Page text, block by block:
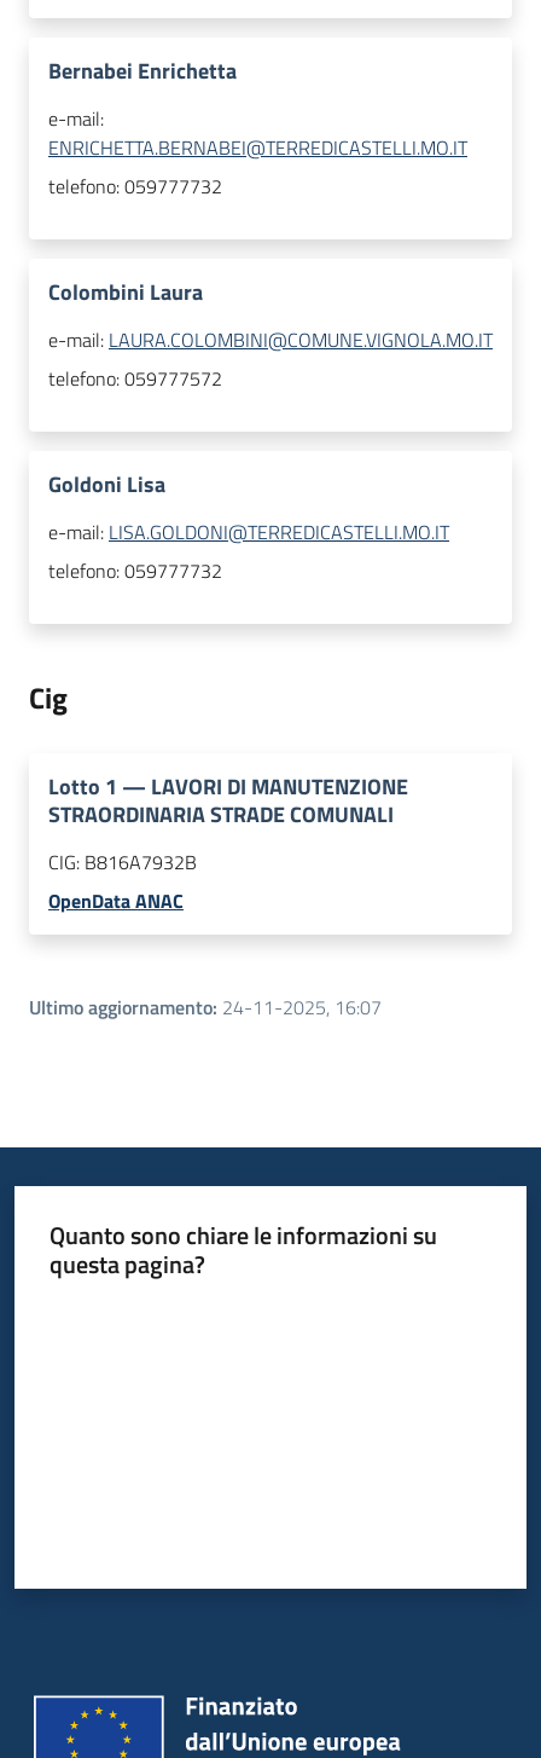
Bernabei Enrichetta
e-mail:
ENRICHETTA.BERNABEI@TERREDICASTELLI.MO.IT
telefono:059777732
Colombini Laura
e-mail: LAURA.COLOMBINI@COMUNE.VIGNOLA.MO.IT
telefono:059777572
Goldoni Lisa
e-mail: LISA.GOLDONI@TERREDICASTELLI.MO.IT
telefono:059777732
Cig
Lotto 1 — LAVORI DI MANUTENZIONE
STRAORDINARIA STRADE COMUNALI
CIG: B816A7932B
OpenData ANAC
Ultimo aggiornamento: 24-11-2025, 16:07
Quanto sono chiare le informazioni su
questa pagina?